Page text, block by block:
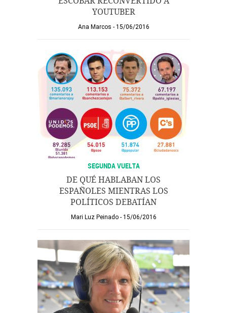
YOUTUBER
Ana Marcos 15/06/2016
SEGUNDA VUELTA
DE QUÉ HABLABAN LOS
ESPAÑOLES MIENTRAS LOS
POLÍTICOS DEBATÍAN
Mari Luz Peinado 15/06/2016